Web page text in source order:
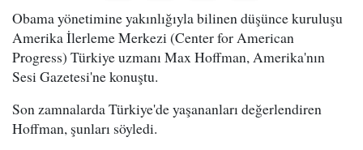
Obama yönetimine yakınlığıyla bilinen düşünce kuruluşu
Amerika İlerleme Merkezi (Center for American
Progress) Türkiye uzmanı Max Hoffman, Amerika'nın
Sesi Gazetesi'ne konuştu.
Son zamnalarda Türkiye'de yaşananları değerlendiren
Hoffman, şunları söyledi.